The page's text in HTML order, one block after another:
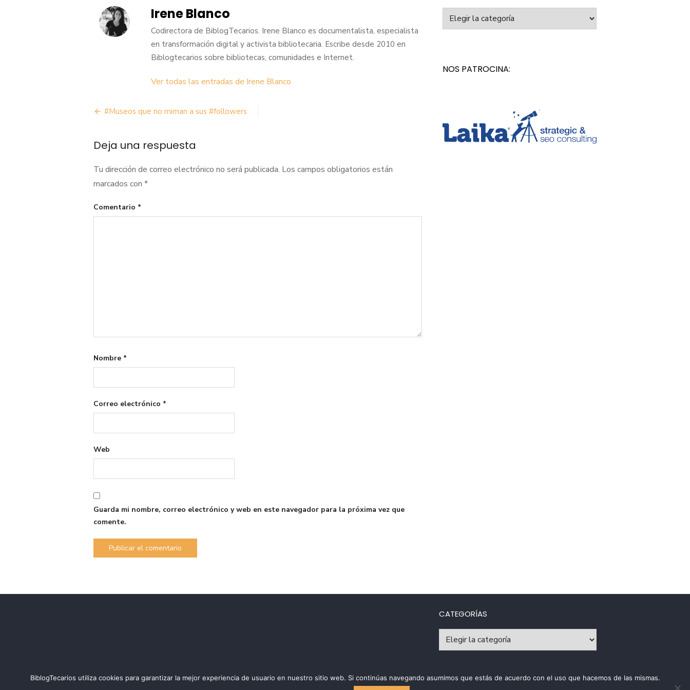
Irene Blanco
Codirectora de BiblogTecarios. Irene Blanco es documentalista, especialista
en transformación digital y activista bibliotecaria. Escribe desde 2010 en
Biblogtecarios sobre bibliotecas, comunidades e Internet.
Ver todas las entradas de Irene Blanco
Navegación
entradas
#Museos que no miman a sus #followers
Deja una respuesta
Tu dirección de correo electrónico no será publicada. Los campos obligatorios están
marcados con *
Comentario *
Nombre *
Correo electrónico *
Web
Guarda mi nombre, correo electrónico y web en este navegador para la próxima vez que
comente.
NOS PATROCINA:
CATEGORÍAS
BiblogTecarios utiliza cookies para garantizar la mejor experiencia de usuario en nuestro sitio web. Si continúas navegando asumimos que estás de acuerdo con el uso que hacemos de las mismas.